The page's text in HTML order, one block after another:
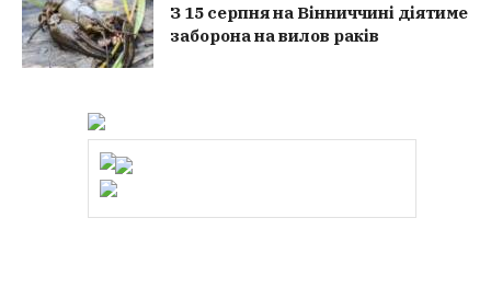
З 15 серпня на Вінниччині діятиме
заборона на вилов раків